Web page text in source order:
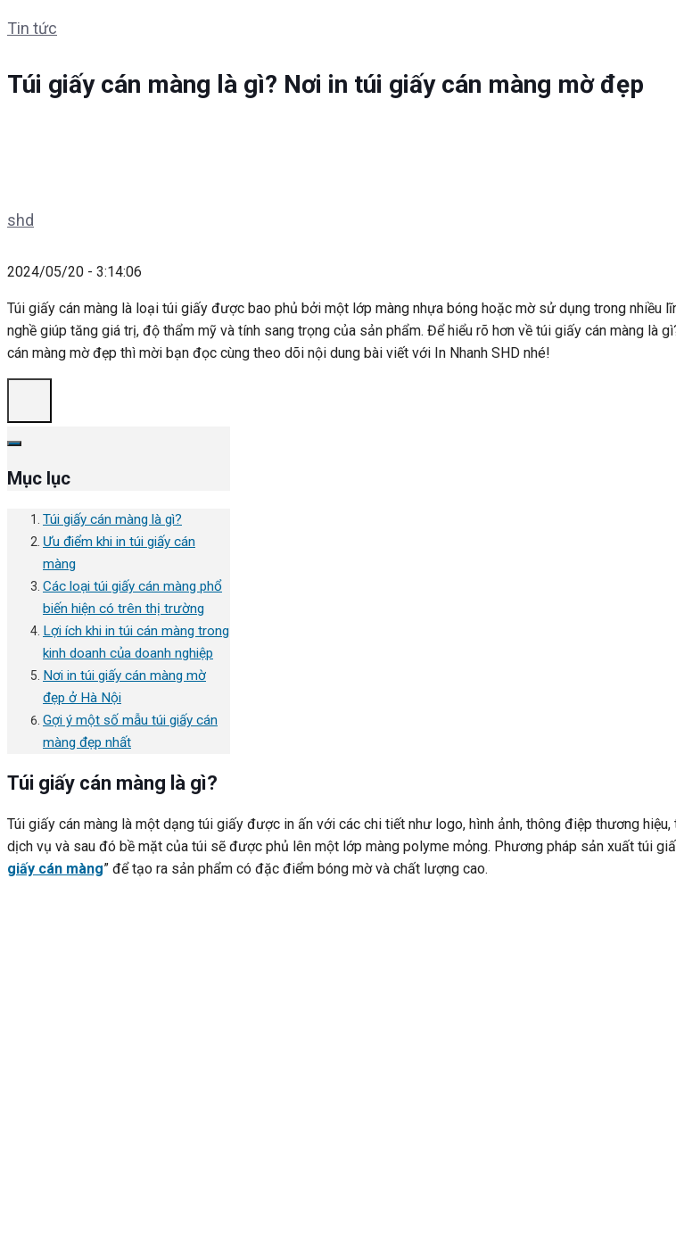
Tin tức
Túi giấy cán màng là gì? Nơi in túi giấy cán màng mờ đẹp
shd
2024/05/20 - 3:14:06
Túi giấy cán màng là loại túi giấy được bao phủ bởi một lớp màng nhựa bóng hoặc mờ sử dụng trong nhiều
nghề giúp tăng giá trị, độ thẩm mỹ và tính sang trọng của sản phẩm. Để hiểu rõ hơn về túi giấy cán màng là
cán màng mờ đẹp thì mời bạn đọc cùng theo dõi nội dung bài viết với In Nhanh SHD nhé!
Mục lục
Túi giấy cán màng là gì?
Ưu điểm khi in túi giấy cán
màng
Các loại túi giấy cán màng phổ
biến hiện có trên thị trường
Lợi ích khi in túi cán màng trong
kinh doanh của doanh nghiệp
Nơi in túi giấy cán màng mờ
đẹp ở Hà Nội
Gợi ý một số mẫu túi giấy cán
màng đẹp nhất
Túi giấy cán màng là gì?
Túi giấy cán màng là một dạng túi giấy được in ấn với các chi tiết như logo, hình ảnh, thông điệp thương
dịch vụ và sau đó bề mặt của túi sẽ được phủ lên một lớp màng polyme mỏng. Phương pháp sản xuất túi
giấy cán màng” để tạo ra sản phẩm có đặc điểm bóng mờ và chất lượng cao.